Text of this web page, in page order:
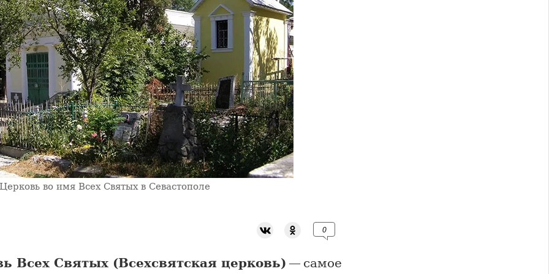
Церковь во имя Всех Святых в Севастополе
0
Всех Святых (Всехсвятская церковь) — самое